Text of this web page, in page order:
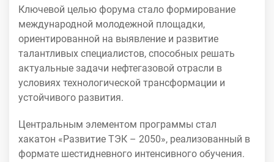
Ключевой целью форума стало формирование
международной молодежной площадки,
ориентированной на выявление и развитие
талантливых специалистов, способных решать
актуальные задачи нефтегазовой отрасли в
условиях технологической трансформации и
устойчивого развития.
Центральным элементом программы стал
хакатон «Развитие ТЭК – 2050», реализованный в
формате шестидневного интенсивного обучения.